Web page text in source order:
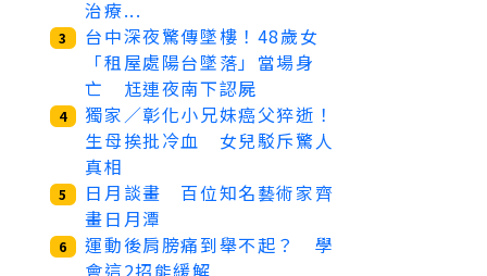
治療...
3
台中深夜驚傳墜樓！48歲女
「租屋處陽台墜落」當場身
亡 尪連夜南下認屍
4
獨家／彰化小兄妹癌父猝逝！
生母挨批冷血 女兒駁斥驚人
真相
5
日月談畫 百位知名藝術家齊
畫日月潭
6
運動後肩膀痛到舉不起？ 學
會這2招能緩解